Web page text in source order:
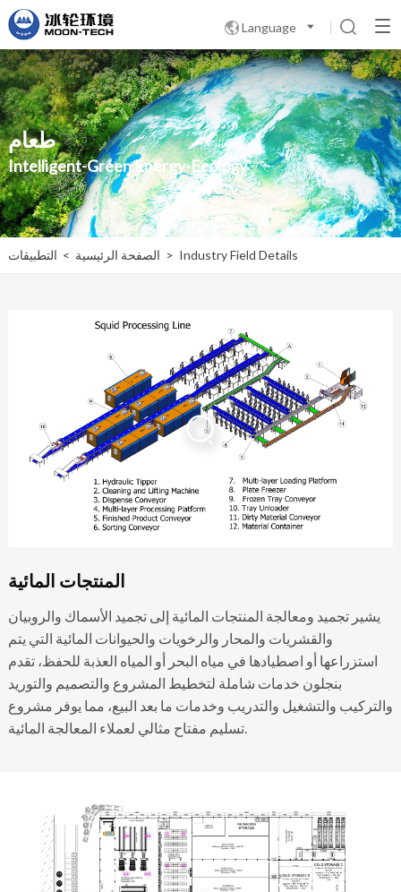
Language 
طعام
Intelligent-Green Energy-Ecology
الصفحة الرئيسية > التطبيقات > Industry Field Details
المنتجات المائية
يشير تجميد ومعالجة المنتجات المائية إلى تجميد الأسماك والروبيان
والقشريات والمحار والرخويات والحيوانات المائية التي يتم
استزراعها أو اصطيادها في مياه البحر أو المياه العذبة للحفظ، تقدم
بنجلون خدمات شاملة لتخطيط المشروع والتصميم والتوريد
والتركيب والتشغيل والتدريب وخدمات ما بعد البيع، مما يوفر مشروع
تسليم مفتاح مثالي لعملاء المعالجة المائية.